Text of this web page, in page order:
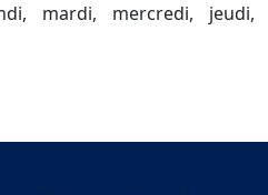
mardi, mercredi, jeudi,